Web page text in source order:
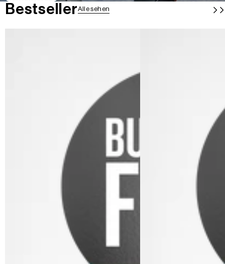
BestsellerAlle sehen